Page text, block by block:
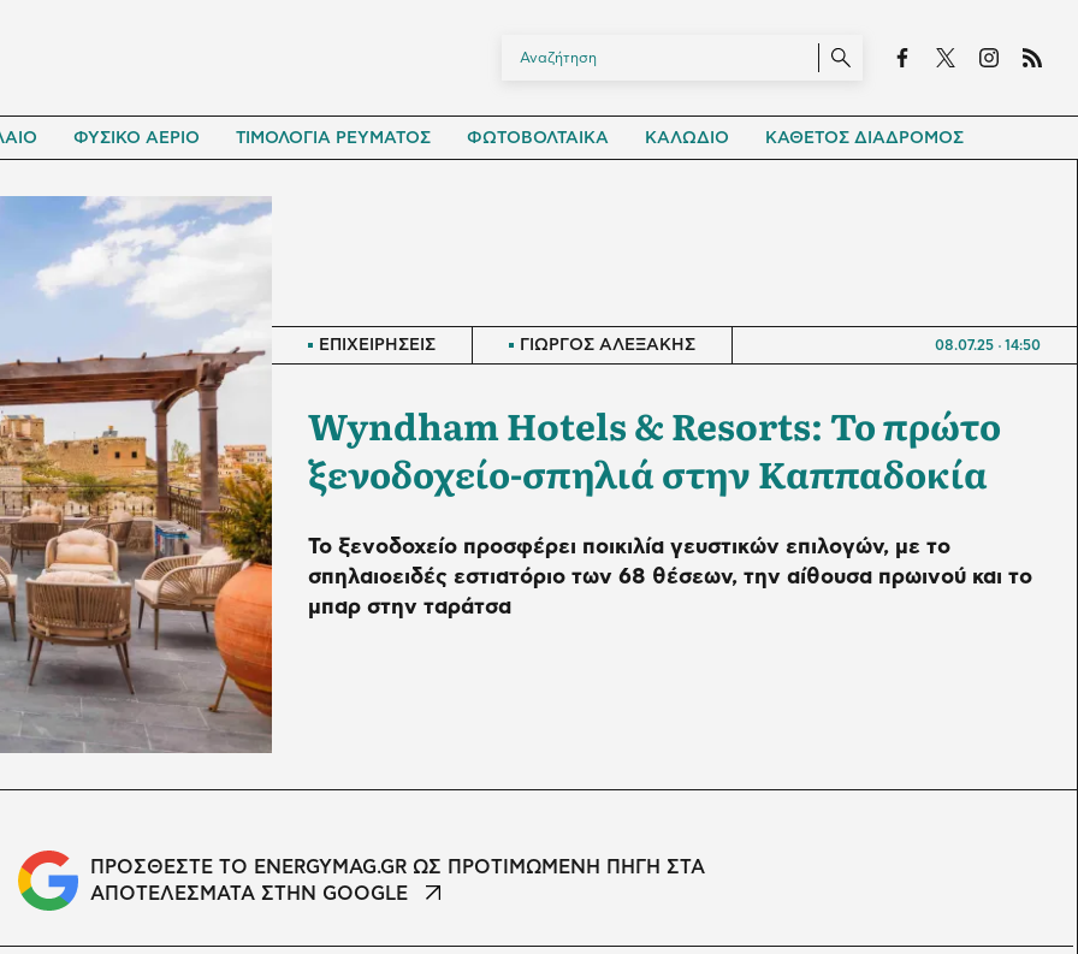
ΦΥΣΙΚΟ ΑΕΡΙΟ ΤΙΜΟΛΟΓΙΑ ΡΕΥΜΑΤΟΣ ΦΩΤΟΒΟΛΤΑΙΚΑ ΚΑΛΩΔΙΟ ΚΑΘΕΤΟΣ ΔΙΑΔΡΟΜΟΣ
ΕΠΙΧΕΙΡΗΣΕΙΣ ΓΙΩΡΓΟΣ ΑΛΕΞΑΚΗΣ 08.07.25 14:50
Wyndham Hotels & Resorts: Το πρώτο
ξενοδοχείο-σπηλιά στην Καππαδοκία
Το ξενοδοχείο προσφέρει ποικιλία γευστικών επιλογών, με το
σπηλαιοειδές εστιατόριο των 68 θέσεων, την αίθουσα πρωινού και το
μπαρ στην ταράτσα
ΠΡΟΣΘΕΣΤΕ ΤΟ ENERGYMAG.GR ΩΣ ΠΡΟΤΙΜΩΜΕΝΗ ΠΗΓΗ ΣΤΑ
ΑΠΟΤΕΛΕΣΜΑΤΑ ΣΤΗΝ GOOGLE